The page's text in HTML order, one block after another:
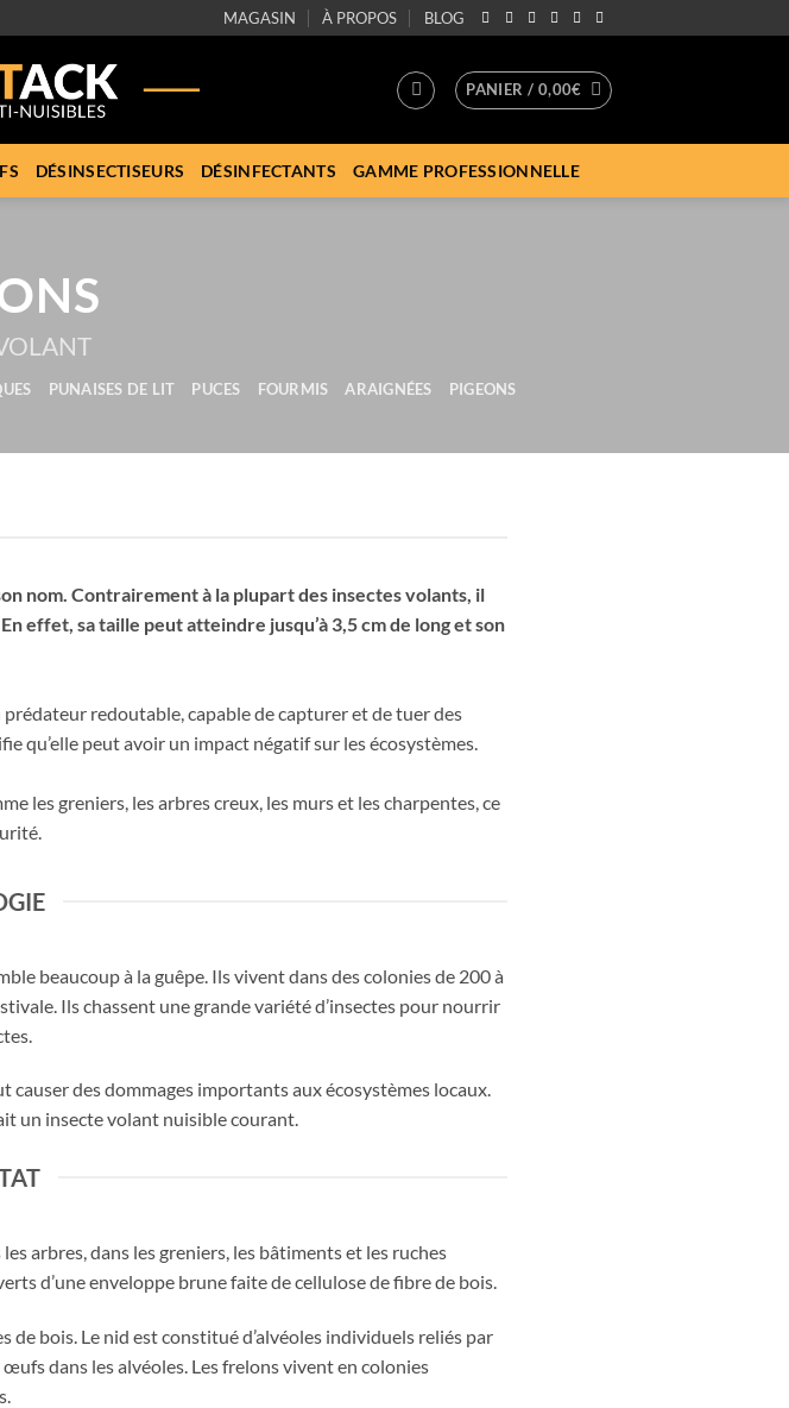
MAGASIN À PROPOS BLOG
PANIER / 0,00€
DÉSINSECTISEURS DÉSINFECTANTS GAMME PROFESSIONNELLE
PUNAISES DE LIT PUCES FOURMIS ARAIGNÉES PIGEONS
nom. Contrairement à la plupart des insectes volants, il
effet, sa taille peut atteindre jusqu’à 3,5 cm de long et son
redoutable, capable de capturer et de tuer des
qu’elle peut avoir un impact négatif sur les écosystèmes.
les greniers, les arbres creux, les murs et les charpentes, ce
beaucoup à la guêpe. Ils vivent dans des colonies de 200 à
Ils chassent une grande variété d’insectes pour nourrir
des dommages importants aux écosystèmes locaux.
un insecte volant nuisible courant.
arbres, dans les greniers, les bâtiments et les ruches
d’une enveloppe brune faite de cellulose de fibre de bois.
bois. Le nid est constitué d’alvéoles individuels reliés par
dans les alvéoles. Les frelons vivent en colonies